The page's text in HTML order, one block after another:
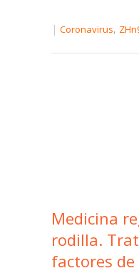
| Coronavirus,
Medicina
rodilla.
factores